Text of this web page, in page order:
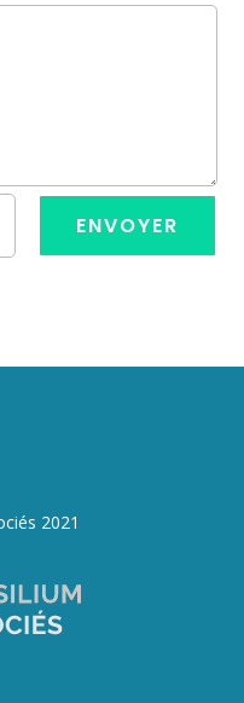
ENVOYER
2021